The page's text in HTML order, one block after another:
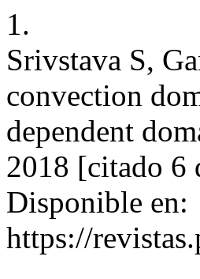
1.
Srivstava S,
convection
dependent
2018 [citado 6
Disponible en:
https://